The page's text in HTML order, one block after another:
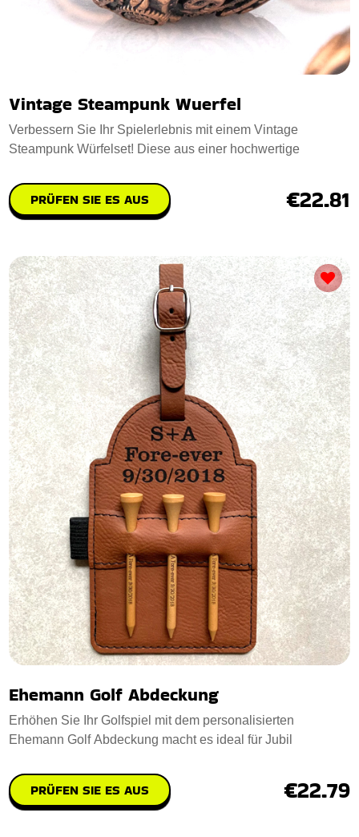
Vintage Steampunk Wuerfel
Verbessern Sie Ihr Spielerlebnis mit einem Vintage
Steampunk Würfelset! Diese aus einer hochwertige
PRÜFEN SIE ES AUS €22.81
Ehemann Golf Abdeckung
Erhöhen Sie Ihr Golfspiel mit dem personalisierten
Ehemann Golf Abdeckung macht es ideal für Jubil
PRÜFEN SIE ES AUS €22.79